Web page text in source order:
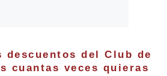
descuentos del Club de
cuantas veces quieras